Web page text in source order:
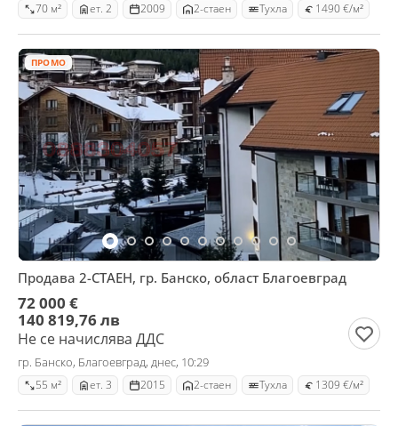
70 м² ет. 2 2009 2-стаен Тухла 1490 €/м²
ПРОМО
Продава 2-СТАЕН, гр. Банско, област Благоевград
72 000 €
140 819,76 лв
Не се начислява ДДС
гр. Банско, Благоевград, днес, 10:29
55 м² ет. 3 2015 2-стаен Тухла 1309 €/м²